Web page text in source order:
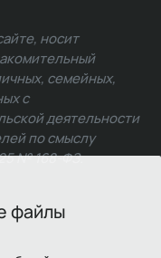
файлы
носит
семейных,
с
деятельности
по смыслу
№ 168-ФЗ.